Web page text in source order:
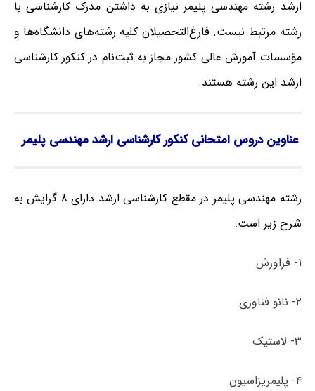
ارشد رشته مهندسی پلیمر نیازی به داشتن مدرک کارشناسی با
رشته مرتبط نیست. فارغ‌‌التحصیلان کلیه رشته‌های دانشگاه‌ها و
مؤسسات آموزش عالی کشور مجاز به ثبت‌نام در کنکور کارشناسی
ارشد این رشته هستند.
عناوین دروس امتحانی کنکور کارشناسی ارشد مهندسی پلیمر
رشته مهندسی پلیمر در مقطع کارشناسی ارشد دارای ۸ گرایش به
شرح زیر است:
۱- فراورش
۲- نانو فناوری
۳- لاستیک
۴- پلیمریزاسیون